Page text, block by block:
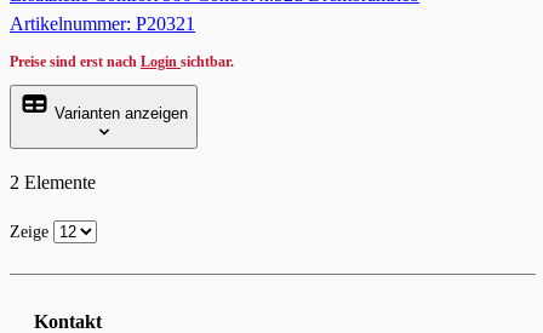
Artikelnummer: P20321
Preise sind erst nach Login sichtbar.
Varianten anzeigen
2 Elemente
Zeige
Kontakt